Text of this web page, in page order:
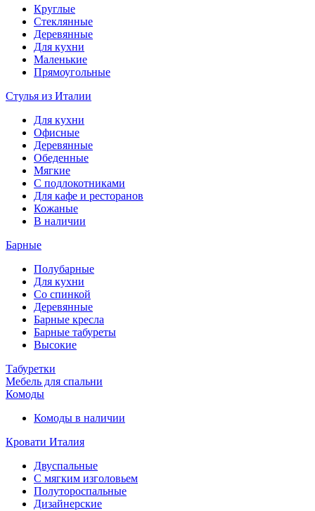
Круглые
Стеклянные
Деревянные
Для кухни
Маленькие
Прямоугольные
Стулья из Италии
Для кухни
Офисные
Деревянные
Обеденные
Мягкие
С подлокотниками
Для кафе и ресторанов
Кожаные
В наличии
Барные
Полубарные
Для кухни
Со спинкой
Деревянные
Барные кресла
Барные табуреты
Высокие
Табуретки
Мебель для спальни
Комоды
Комоды в наличии
Кровати Италия
Двуспальные
С мягким изголовьем
Полутороспальные
Дизайнерские